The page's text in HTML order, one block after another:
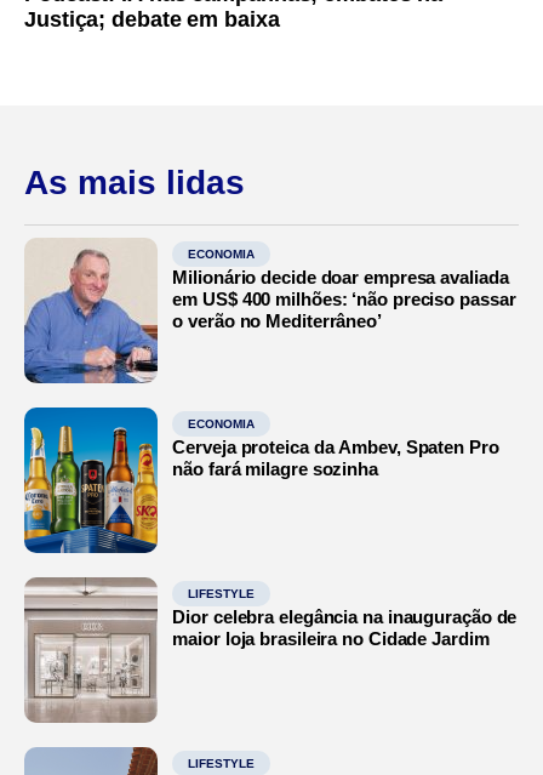
Justiça; debate em baixa
As mais lidas
ECONOMIA
Milionário decide doar empresa avaliada
em US$ 400 milhões: ‘não preciso passar
o verão no Mediterrâneo’
ECONOMIA
Cerveja proteica da Ambev, Spaten Pro
não fará milagre sozinha
LIFESTYLE
Dior celebra elegância na inauguração de
maior loja brasileira no Cidade Jardim
LIFESTYLE